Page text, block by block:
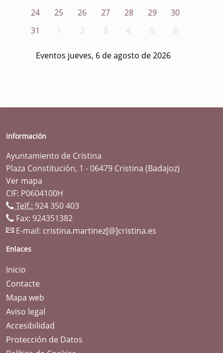
24
25 26 27 28 29
30
31
1 2 3 4 5 6
Eventos jueves, 6 de agosto de 2026
Información
Ayuntamiento de Cristina
Plaza Constitución, 1 - 06479 Cristina (Badajoz)
Ver mapa
CIF: P0604100H
Telf.: 924 350 403
Fax: 924351382
E-mail: cristina.martinez[@]cristina.es
Enlaces
Inicio
Contacte
Mapa web
Aviso legal
Accesibilidad
Protección de Datos